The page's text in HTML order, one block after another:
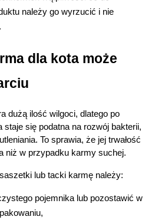
należy go wyrzucić i nie
dla kota może
dużą ilość wilgoci, dlatego po
staje się podatna na rozwój bakterii,
To sprawia, że jej trwałość
niż w przypadku karmy suchej.
lub tacki karmę należy:
pojemnika lub pozostawić w